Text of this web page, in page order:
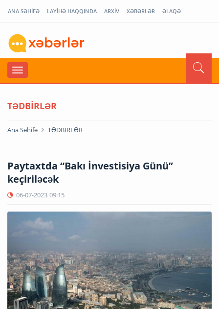
ANA SƏHİFƏ LAYİHƏ HAQQINDA ARXİV XƏBƏRLƏR ƏLAQƏ
TƏDBİRLƏR
Ana Səhifə TƏDBİRLƏR
Paytaxtda “Bakı İnvestisiya Günü”
keçiriləcək
06-07-2023 09:15